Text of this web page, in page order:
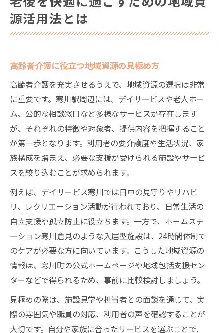
源活用法とは
高齢者介護に役立つ地域資源の見極め方
高齢者介護を充実させるうえで、地域資源の選択は非常
に重要です。寒川駅周辺には、デイサービスや老人ホー
ム、公的な相談窓口など多様なサービスが存在します
が、それぞれの特徴や対象者、提供内容を把握すること
が第一歩となります。利用者の要介護度や生活状況、家
族構成を踏まえ、必要な支援が受けられる施設やサービ
スを絞り込むことが求められます。
例えば、デイサービス寒川では日中の見守りやリハビ
リ、レクリエーション活動が行われており、日常生活の
自立支援や孤立防止に役立ちます。一方で、ホームステ
ーション寒川倉見のような入居型施設は、24時間体制で
のケアが必要な方に向いています。こうした地域資源の
情報は、寒川町の公式ホームページや地域包括支援セン
ターなどで得られるため、事前に比較検討しましょう。
見極めの際は、施設見学や担当者との面談を通じて、実
際の雰囲気や職員の対応、利用者の声を確認することが
大切です。自分や家族に合ったサービスを選ぶことで、